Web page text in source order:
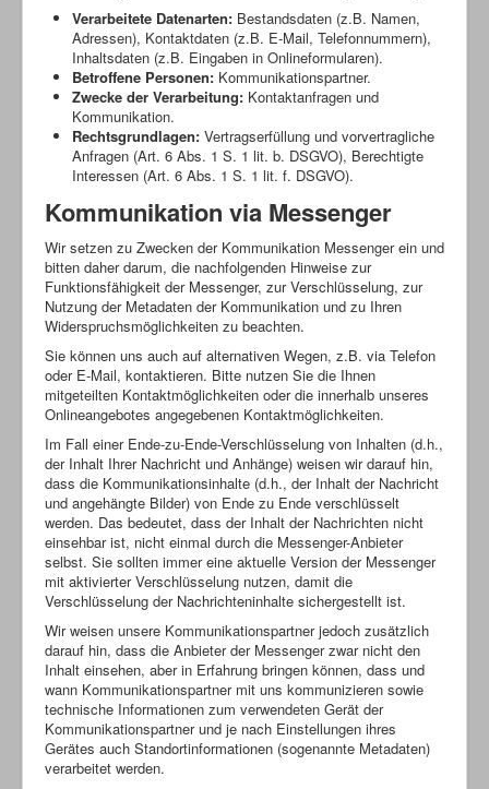
Verarbeitete Datenarten: Bestandsdaten (z.B. Namen,
Adressen), Kontaktdaten (z.B. E-Mail, Telefonnummern),
Inhaltsdaten (z.B. Eingaben in Onlineformularen).
Betroffene Personen: Kommunikationspartner.
Zwecke der Verarbeitung: Kontaktanfragen und
Kommunikation.
Rechtsgrundlagen: Vertragserfüllung und vorvertragliche
Anfragen (Art. 6 Abs. 1 S. 1 lit. b. DSGVO), Berechtigte
Interessen (Art. 6 Abs. 1 S. 1 lit. f. DSGVO).
Kommunikation via Messenger
Wir setzen zu Zwecken der Kommunikation Messenger ein und
bitten daher darum, die nachfolgenden Hinweise zur
Funktionsfähigkeit der Messenger, zur Verschlüsselung, zur
Nutzung der Metadaten der Kommunikation und zu Ihren
Widerspruchsmöglichkeiten zu beachten.
Sie können uns auch auf alternativen Wegen, z.B. via Telefon
oder E-Mail, kontaktieren. Bitte nutzen Sie die Ihnen
mitgeteilten Kontaktmöglichkeiten oder die innerhalb unseres
Onlineangebotes angegebenen Kontaktmöglichkeiten.
Im Fall einer Ende-zu-Ende-Verschlüsselung von Inhalten (d.h.,
der Inhalt Ihrer Nachricht und Anhänge) weisen wir darauf hin,
dass die Kommunikationsinhalte (d.h., der Inhalt der Nachricht
und angehängte Bilder) von Ende zu Ende verschlüsselt
werden. Das bedeutet, dass der Inhalt der Nachrichten nicht
einsehbar ist, nicht einmal durch die Messenger-Anbieter
selbst. Sie sollten immer eine aktuelle Version der Messenger
mit aktivierter Verschlüsselung nutzen, damit die
Verschlüsselung der Nachrichteninhalte sichergestellt ist.
Wir weisen unsere Kommunikationspartner jedoch zusätzlich
darauf hin, dass die Anbieter der Messenger zwar nicht den
Inhalt einsehen, aber in Erfahrung bringen können, dass und
wann Kommunikationspartner mit uns kommunizieren sowie
technische Informationen zum verwendeten Gerät der
Kommunikationspartner und je nach Einstellungen ihres
Gerätes auch Standortinformationen (sogenannte Metadaten)
verarbeitet werden.